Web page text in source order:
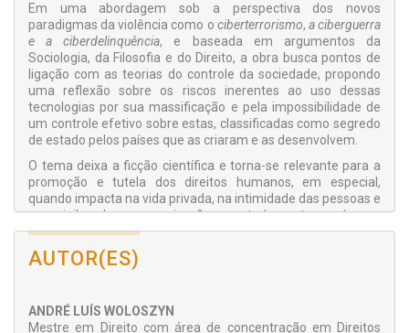
Em uma abordagem sob a perspectiva dos novos
paradigmas da violência como o ciberterrorismo, a ciberguerra
e a ciberdelinquência, e baseada em argumentos da
Sociologia, da Filosofia e do Direito, a obra busca pontos de
ligação com as teorias do controle da sociedade, propondo
uma reflexão sobre os riscos inerentes ao uso dessas
tecnologias por sua massificação e pela impossibilidade de
um controle efetivo sobre estas, classificadas como segredo
de estado pelos países que as criaram e as desenvolvem.
O tema deixa a ficção científica e torna-se relevante para a
promoção e tutela dos direitos humanos, em especial,
quando impacta na vida privada, na intimidade das pessoas e
no sigilo das comunicações, notadamente após as
revelações de Edward Snodew sobre a existência de uma
rede global de espionagem e vigilância. O problema se
intensifica quando são lançadas novas tecnologias como os
humana, podem ser manipuladas para outros fins ligados a
AUTOR(ES)
ANDRÉ LUÍS WOLOSZYN
Mestre em Direito com área de concentração em Direitos